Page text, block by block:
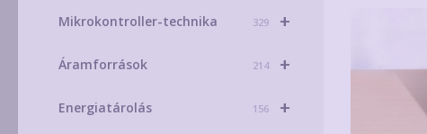
+
Mikrokontroller-technika 329
+
Áramforrások 214
+
Energiatárolás 156